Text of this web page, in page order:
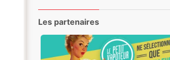
Les partenaires